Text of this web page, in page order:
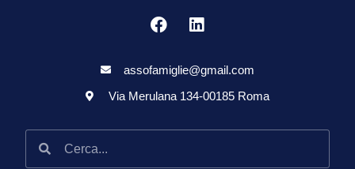
assofamiglie@gmail.com
Via Merulana 134-00185 Roma